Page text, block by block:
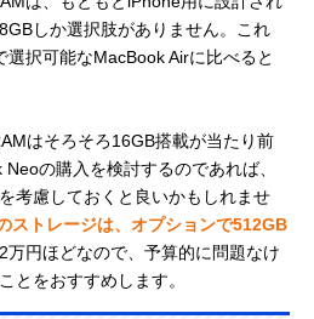
しか選択肢がありません。これ
択可能なMacBook Airに比べると
はそろそろ16GB搭載が当たり前
の購入を検討するのであれば、
考慮しておくと良いかもしれませ
ストレージは、オプションで512GB
万円ほどなので、予算的に問題なけ
とをおすすめします。